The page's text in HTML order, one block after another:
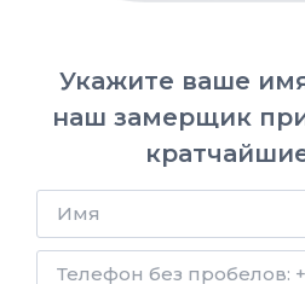
Укажите ваше
наш замерщик